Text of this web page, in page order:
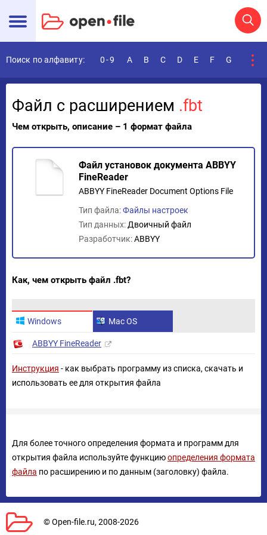
Поиск по алфавиту: 0-9 A B C D E F G
Файл с расширением .fbt
Чем открыть, описание – 1 формат файла
Файл установок документа ABBYY
FineReader
ABBYY FineReader Document Options File
Тип файла:Файлы настроек
Тип данных: Двоичный файл
Разработчик:ABBYY
Как, чем открыть файл .fbt?
Windows Mac OS
ABBYY FineReader
Инструкция - как выбрать программу из списка, скачать и
использовать ее для открытия файла
Для более точного определения формата и программ для
открытия файла используйте функциюопределения формата
файла по расширению и по данным (заголовку) файла.
© Open-file.ru, 2008-2026